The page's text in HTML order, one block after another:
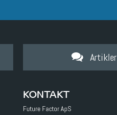
Artikler
KONTAKT
Future Factor ApS